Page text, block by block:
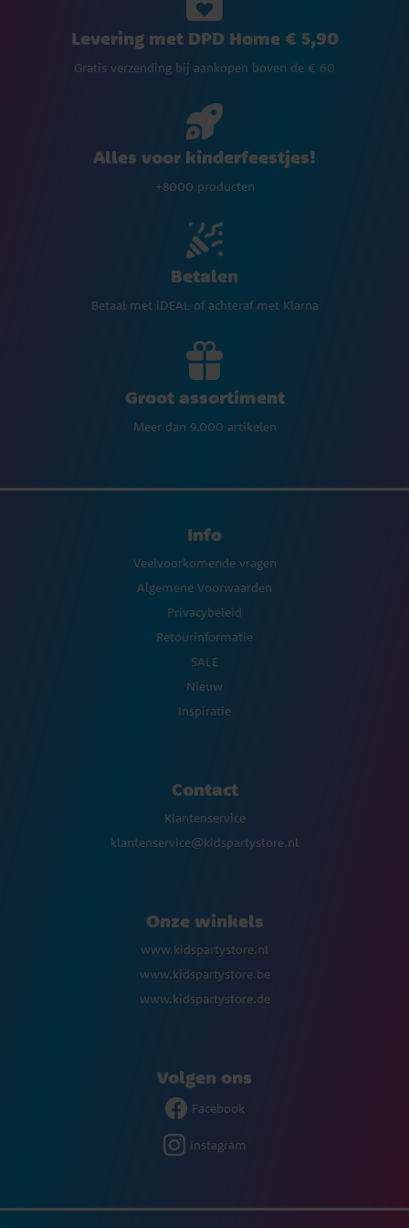
Levering met DPD Home € 5,90
Gratis verzending bij aankopen boven de € 60
Alles voor kinderfeestjes!
+8000 producten
Betalen
Betaal met iDEAL of achteraf met Klarna
Groot assortiment
Meer dan 9.000 artikelen
Info
Veelvoorkomende vragen
Algemene Voorwaarden
Privacybeleid
Retourinformatie
SALE
Nieuw
Inspiratie
Contact
Klantenservice
klantenservice@kidspartystore.nl
Onze winkels
www.kidspartystore.nl
www.kidspartystore.be
www.kidspartystore.de
Volgen ons
Facebook
Instagram